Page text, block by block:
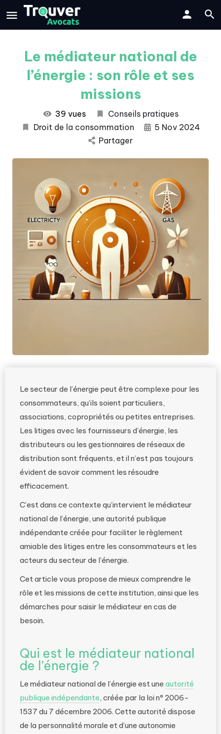
Le médiateur national de
l’énergie : son rôle et ses
missions
39 vues
Conseils pratiques
Droit de la consommation
5 Nov 2024
Partager
Le secteur de l’énergie peut être complexe pour les
consommateurs, qu’ils soient particuliers,
associations, copropriétés ou petites entreprises.
Les litiges avec les fournisseurs d’énergie, les
distributeurs ou les gestionnaires de réseaux de
distribution sont fréquents, et il n’est pas toujours
évident de savoir comment les résoudre
efficacement.
C’est dans ce contexte qu’intervient le médiateur
national de l’énergie, une autorité publique
indépendante créée pour faciliter le règlement
amiable des litiges entre les consommateurs et les
acteurs du secteur de l’énergie.
Cet article vous propose de mieux comprendre le
rôle et les missions de cette institution, ainsi que les
démarches pour saisir le médiateur en cas de
besoin.
Qui est le médiateur national
de l’énergie ?
Le médiateur national de l’énergie est une autorité
publique indépendante, créée par la loi n° 2006-
1537 du 7 décembre 2006. Cette autorité dispose
de la personnalité morale et d’une autonomie